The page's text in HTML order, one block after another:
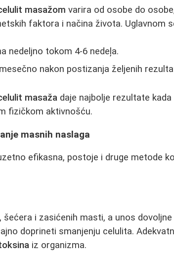
masažom varira od osobe do
faktora i načina života. Uglavnom
nedeljno tokom 4-6 nedeļa.
nakon postizanja željenih
masaža daje najbolje rezultate
fizičkom aktivnošću.
masnih naslaga
efikasna, postoje i druge metode
šećera i zasićenih masti, a unos
doprineti smanjenju celulita.
iz organizma.